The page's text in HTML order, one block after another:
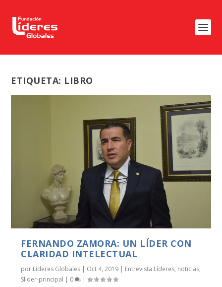
ETIQUETA: LIBRO
FERNANDO ZAMORA: UN LÍDER CON
CLARIDAD INTELECTUAL
por Líderes Globales | Oct 4, 2019 | Entrevista Líderes, noticias,
Slider-principal | 0 |